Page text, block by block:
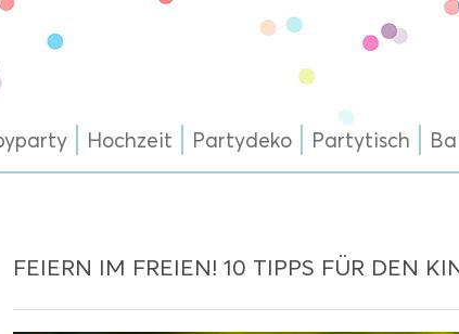
Hochzeit Partydeko Partytisch
FEIERN IM FREIEN! 10 TIPPS FÜR DEN